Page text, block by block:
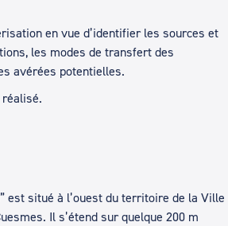
en vue d’identifier les sources et
les modes de transfert des
avérées potentielles.
est situé à l’ouest du territoire de la Ville
Il s’étend sur quelque 200 m